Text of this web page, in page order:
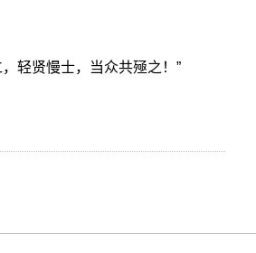
轻贤慢士，当众共殛之！”